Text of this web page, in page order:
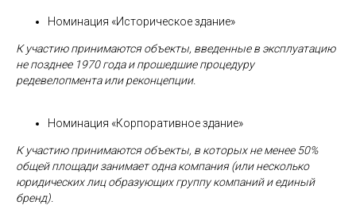
Номинация «Историческое здание»
К участию принимаются объекты, введенные в эксплуатацию
не позднее 1970 года и прошедшие процедуру
редевелопмента или реконцепции.
Номинация «Корпоративное здание»
К участию принимаются объекты, в которых не менее 50%
общей площади занимает одна компания (или несколько
юридических лиц образующих группу компаний и единый
бренд).